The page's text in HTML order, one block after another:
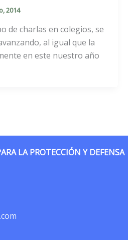
2014
de charlas en colegios, se
al igual que la
en este nuestro año
LA PROTECCIÓN Y DEFENSA